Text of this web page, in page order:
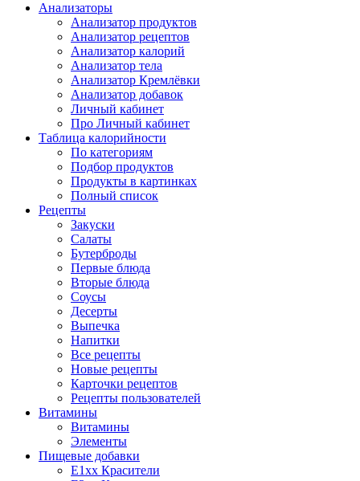
Анализаторы
Анализатор продуктов
Анализатор рецептов
Анализатор калорий
Анализатор тела
Анализатор Кремлёвки
Анализатор добавок
Личный кабинет
Про Личный кабинет
Таблица калорийности
По категориям
Подбор продуктов
Продукты в картинках
Полный список
Рецепты
Закуски
Салаты
Бутерброды
Первые блюда
Вторые блюда
Соусы
Десерты
Выпечка
Напитки
Все рецепты
Новые рецепты
Карточки рецептов
Рецепты пользователей
Витамины
Витамины
Элементы
Пищевые добавки
E1xx Красители